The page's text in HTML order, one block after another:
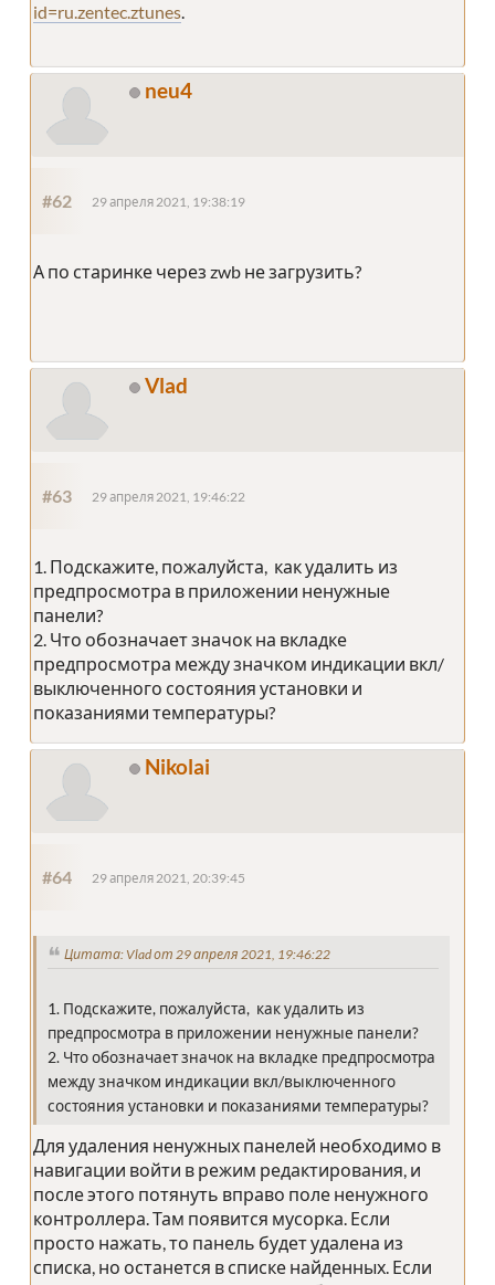
id=ru.zentec.ztunes.
neu4
#62 29 апреля 2021, 19:38:19
А по старинке через zwb не загрузить?
Vlad
#63 29 апреля 2021, 19:46:22
1. Подскажите, пожалуйста, как удалить из
предпросмотра в приложении ненужные
панели?
2. Что обозначает значок на вкладке
предпросмотра между значком индикации вкл/
выключенного состояния установки и
показаниями температуры?
Nikolai
#64 29 апреля 2021, 20:39:45
Цитата: Vlad от 29 апреля 2021, 19:46:22
1. Подскажите, пожалуйста, как удалить из
предпросмотра в приложении ненужные панели?
2. Что обозначает значок на вкладке предпросмотра
между значком индикации вкл/выключенного
состояния установки и показаниями температуры?
Для удаления ненужных панелей необходимо в
навигации войти в режим редактирования, и
после этого потянуть вправо поле ненужного
контроллера. Там появится мусорка. Если
просто нажать, то панель будет удалена из
списка, но останется в списке найденных. Если